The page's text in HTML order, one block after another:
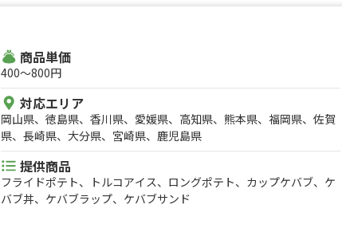
商品単価
400〜800円
対応エリア
岡山県、徳島県、香川県、愛媛県、高知県、熊本県、福岡県、佐賀
県、長崎県、大分県、宮崎県、鹿児島県
提供商品
フライドポテト、トルコアイス、ロングポテト、カップケバブ、ケ
バブ丼、ケバブラップ、ケバブサンド